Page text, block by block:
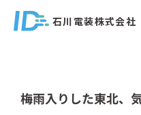
石川電装株式会社
梅雨入りした東北、